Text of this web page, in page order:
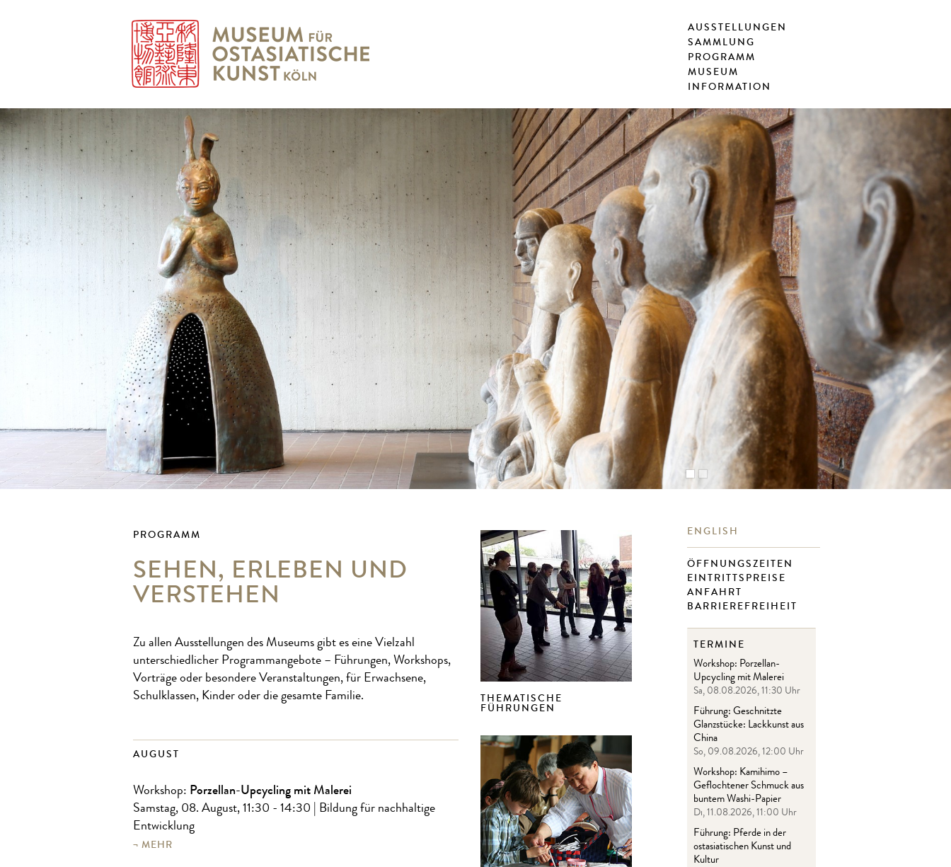
AUSSTELLUNGEN
SAMMLUNG
PROGRAMM
MUSEUM
INFORMATION
PROGRAMM
SEHEN, ERLEBEN UND
VERSTEHEN
Zu allen Ausstellungen des Museums gibt es eine Vielzahl
unterschiedlicher Programmangebote – Führungen, Workshops,
Vorträge oder besondere Veranstaltungen, für Erwachsene,
Schulklassen, Kinder oder die gesamte Familie.
AUGUST
Workshop: Porzellan-Upcycling mit Malerei
Samstag, 08. August, 11:30 - 14:30
| Bildung für nachhaltige
Entwicklung
MEHR
THEMATISCHE
FÜHRUNGEN
ENGLISH
ÖFFNUNGSZEITEN
EINTRITTSPREISE
ANFAHRT
BARRIEREFREIHEIT
TERMINE
Workshop: Porzellan-
Upcycling mit Malerei
Sa, 08.08.2026, 11:30 Uhr
Führung: Geschnitzte
Glanzstücke: Lackkunst aus
China
So, 09.08.2026, 12:00 Uhr
Workshop: Kamihimo –
Geflochtener Schmuck aus
buntem Washi-Papier
Di, 11.08.2026, 11:00 Uhr
Führung: Pferde in der
ostasiatischen Kunst und
Kultur